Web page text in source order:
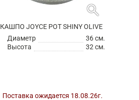
search
КАШПО JOYCE POT SHINY OLIVE
Диаметр
36 см.
Высота
32 см.
Поставка ожидается 18.08.26г.